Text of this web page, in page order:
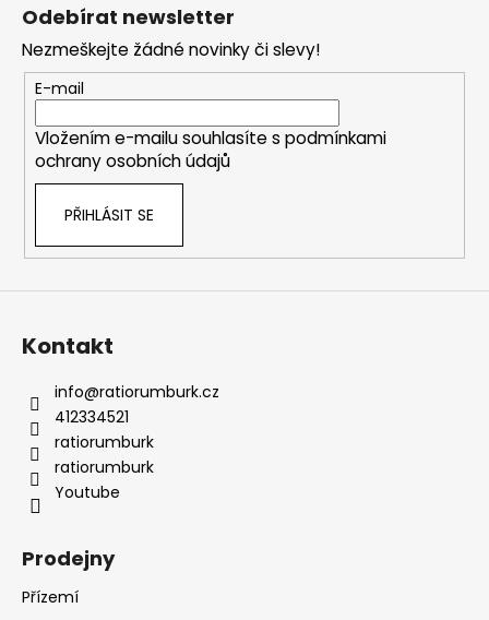
a
c
í
p
r
ý
p
Odebírat newsletter
Nezmeškejte žádné novinky či slevy!
E-mail
Vložením e-mailu souhlasíte s podmínkami
ochrany osobních údajů
PŘIHLÁSIT SE
Kontakt
info@ratiorumburk.cz
412334521
ratiorumburk
ratiorumburk
Youtube
Prodejny
Přízemí